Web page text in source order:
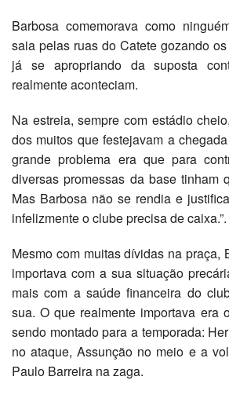
Barbosa comemorava como
saia pelas ruas do Catete gozando
já se apropriando da suposta
realmente aconteciam.
Na estreia, sempre com estádio
dos muitos que festejavam a
grande problema era que para
diversas promessas da base tinham
Mas Barbosa não se rendia e
infelizmente o clube precisa de caixa.”.
Mesmo com muitas dívidas na praça,
importava com a sua situação
mais com a saúde financeira do
sua. O que realmente importava era
sendo montado para a temporada:
no ataque, Assunção no meio e a
Paulo Barreira na zaga.